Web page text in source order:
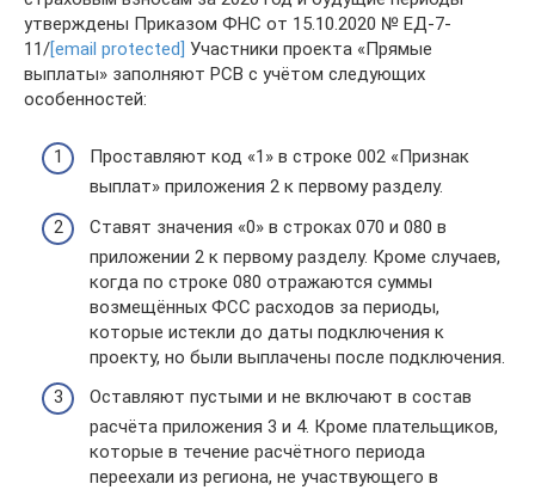
утверждены Приказом ФНС от 15.10.2020 № ЕД-7-
11/[email protected] Участники проекта «Прямые
выплаты» заполняют РСВ с учётом следующих
особенностей:
Проставляют код «1» в строке 002 «Признак
выплат» приложения 2 к первому разделу.
Ставят значения «0» в строках 070 и 080 в
приложении 2 к первому разделу. Кроме случаев,
когда по строке 080 отражаются суммы
возмещённых ФСС расходов за периоды,
которые истекли до даты подключения к
проекту, но были выплачены после подключения.
Оставляют пустыми и не включают в состав
расчёта приложения 3 и 4. Кроме плательщиков,
которые в течение расчётного периода
переехали из региона, не участвующего в